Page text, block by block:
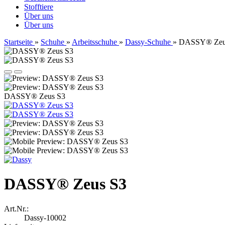
Stofftiere
Über uns
Über uns
Startseite » Schuhe » Arbeitsschuhe » Dassy-Schuhe » DASSY®
DASSY® Zeus S3
DASSY® Zeus S3
Art.Nr.:
Dassy-10002